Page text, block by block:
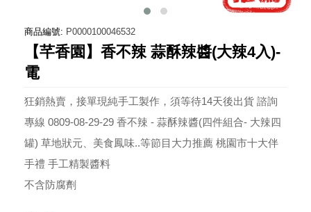
商品編號: P0000100046532
【芊香園】香不辣 蒜酥辣醬(大辣4入)-
電
狂銷熱賣，接單現純手工製作，須等待14天後出貨 諮詢
專線 0809-08-29-29 香不辣 - 蒜酥辣醬(四件組合- 大辣四
罐) 草地狀元、美食鳳味..等節目大力推薦 桃園市十大伴
手禮 手工精製醬料
不含防腐劑